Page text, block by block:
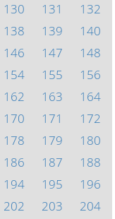
130 131
132
138 139
140
146 147
148
154 155
156
162 163
164
170 171
172
178 179
180
186 187
188
194 195
196
202 203
204